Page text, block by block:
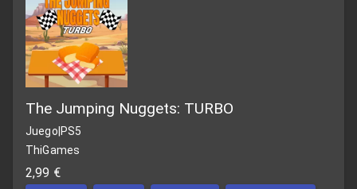
The Jumping Nuggets: TURBO
Juego|PS5
ThiGames
2,99 €